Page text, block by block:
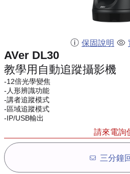
保固說明
AVer DL30
教學用自動追蹤攝影機
-12倍光學變焦
-人形辨識功能
-講者追蹤模式
-區域追蹤模式
-IP/USB輸出
請來電詢
三分鐘